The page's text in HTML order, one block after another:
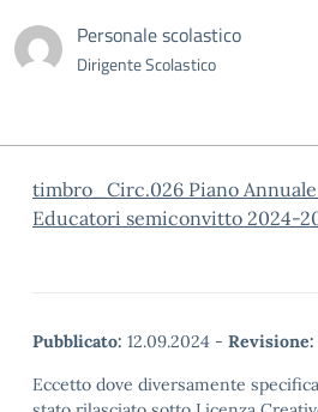
Personale scolastico
Dirigente Scolastico
timbro_Circ.026 Piano
Educatori semiconvitto 2024-
Pubblicato: 12.09.2024 - Revisione:
Eccetto dove diversamente